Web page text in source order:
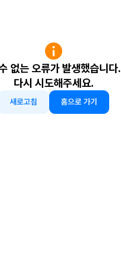
없는 오류가 발생했습니다.
다시 시도해주세요.
새로고침 홈으로 가기